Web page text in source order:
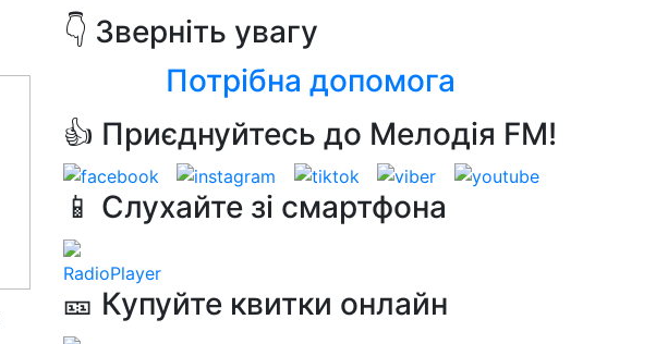
👇 Зверніть увагу
Потрібна допомога
👍 Приєднуйтесь до Мелодія FM!
📱 Слухайте зі смартфона
RadioPlayer
🎫 Купуйте квитки онлайн